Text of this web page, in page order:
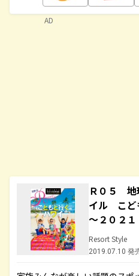
Ｒ０５ 地
イル こど
～２０２１
Resort Style
2019.07.10 発
AD